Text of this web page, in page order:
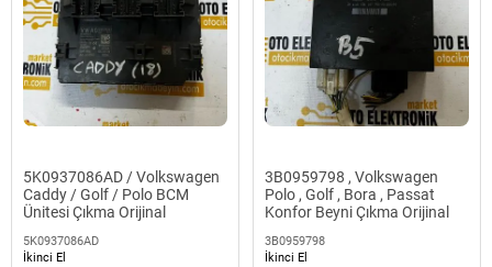
5K0937086AD / Volkswagen
Caddy / Golf / Polo BCM
Ünitesi Çıkma Orijinal
5K0937086AD
İkinci El
3B0959798 , Volkswagen
Polo , Golf , Bora , Passat
Konfor Beyni Çıkma Orijinal
3B0959798
İkinci El